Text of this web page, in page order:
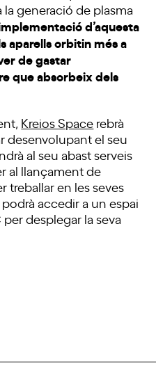
generació de plasma
d’aquesta
aparells orbitin més a
de gastar
que absorbeix dels
Kreios Space rebrà
desenvolupant el seu
al seu abast serveis
al llançament de
treballar en les seves
accedir a un espai
desplegar la seva